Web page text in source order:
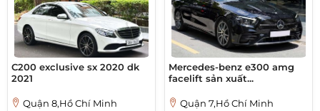
C200 exclusive sx 2020 dk
2021
Quận 8,Hồ Chí Minh
Mercedes-benz e300 amg
facelift sản xuất...
Quận 7,Hồ Chí Minh